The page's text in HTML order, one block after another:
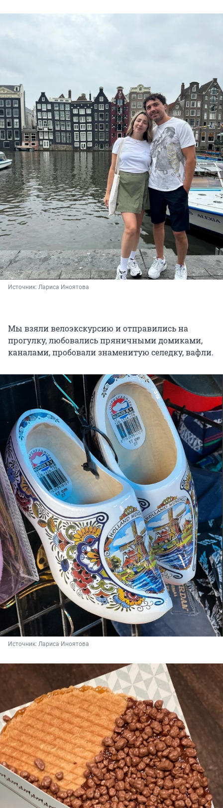
Источник: Лариса Иноятова
Мы взяли велоэкскурсию и отправились на
прогулку, любовались пряничными домиками,
каналами, пробовали знаменитую селедку, вафли.
Источник: Лариса Иноятова